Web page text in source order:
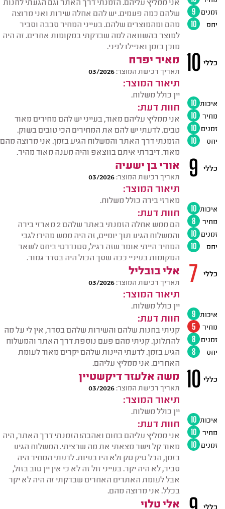
שלהם כמה פעמים. יש להם אחלה שירות ואני מרוצה
מהם ומהמוצרים שלהם. בעייני המחיר סבבה וסביר
למוצר בהשוואה למה שבדקתי במקומות אחרים. זה היה
מוכן בזמן ואפילו לפני.
זמנים 9
יחס
10
מאיר יפרח
תאריך רכישת המוצר:03/2026
תיאור המוצר:
יין כולל משלוח.
חוות דעת:
אני ממליץ עליהם מאוד, בעייני יש להם מחירים מאוד
טבים. לדעתי יש להם את המחירים הכי טובים בשוק.
הזמנתי דרך האתר והמשלוח הגיע בזמן. אני מרוצה מהם
מאוד. דיברתי איתם בווצאפ והיה מענה מאוד מהיר.
10 כללי
איכות 10
מחיר
10
זמנים 10
יחס
10
אורי בן ישעיה
תאריך רכישת המוצר:03/2026
תיאור המוצר:
מארזי בירה כולל משלוח.
חוות דעת:
הם ממש אחלה הזמנתי באתר שלהם 2 מארזי בירה
והמשלוח הגיע תוך יומיים, זה היה ממש מהיר! לגבי
המחיר הייתי אומר שזה רגיל, סטנדרטי ביחס לשאר
המקומות בעיניי ככה שסך הכול היה בסדר גמור.
9 כללי
איכות 10
מחיר
8
זמנים 10
יחס
10
אלי בובליל
תאריך רכישת המוצר:03/2026
תיאור המוצר:
יין כולל משלוח.
חוות דעת:
קניתי בחנות שלהם והשירות שלהם בסדר, אין לי על מה
להתלונן. קניתי מהם פעם נוספת דרך האתר והמשלוח
הגיע בזמן. לדעתי היינות שלהם יקרים מאוד לעומת
האחרים. אני ממליץ עליהם.
7 כללי
איכות 9
מחיר
5
זמנים 8
יחס
8
משה אלעזר דיקשטיין
תאריך רכישת המוצר:03/2026
תיאור המוצר:
יין כולל משלוח.
חוות דעת:
אני ממליץ עליהם בחום ואהבה! הזמנתי דרך האתר, היה
מאוד קל וישר מצאתי את מה שרציתי. המשלוח הגיע
בזמן, הכל טיק טק ולא היו בעיות. לדעתי המחיר היה
סביר, לא היה יקר. בעייני זול זה לא כי אין יין טוב בזול,
אבל לעומת האתרים האחרים שבדקתי זה היה לא יקר
בכלל. אני מרוצה מהם.
10 כללי
איכות 10
מחיר
10
זמנים 10
אלי טלוי כללי